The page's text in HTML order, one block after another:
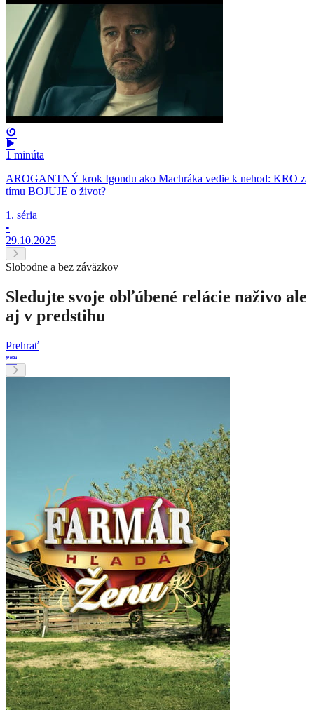
1 minúta
AROGANTNÝ krok Igondu ako Machráka vedie k nehod: KRO z
tímu BOJUJE o život?
1. séria
•
29.10.2025
Slobodne a bez záväzkov
Sledujte svoje obľúbené relácie naživo ale
aj v predstihu
Prehrať